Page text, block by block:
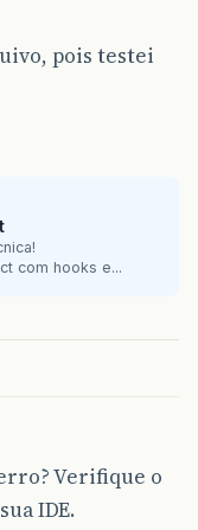
pois testei
com hooks e...
Verifique o
IDE.